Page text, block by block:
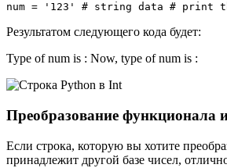
num = '123' # string data # print
Результатом следующего кода будет:
Type of num is : Now, type of num is :
Преобразование функционала
Если строка, которую вы хотите
принадлежит другой базе чисел,